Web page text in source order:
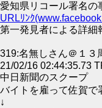
愛知県リコール署名の
URLﾘﾝｸ
第一発見者による詳細
319:名無しさん＠１３
21/02/16 02:44:35.73
中日新聞のスクープ
バイトを雇って佐賀で
↓